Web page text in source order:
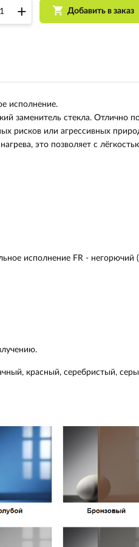
+ Добавить в заказ
исполнение.
заменитель стекла. Отлично
рисков или агрессивных
это позволяет с
исполнение FR - негорючий
красный, серебристый,